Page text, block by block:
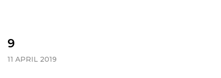
9
11 APRIL 2019